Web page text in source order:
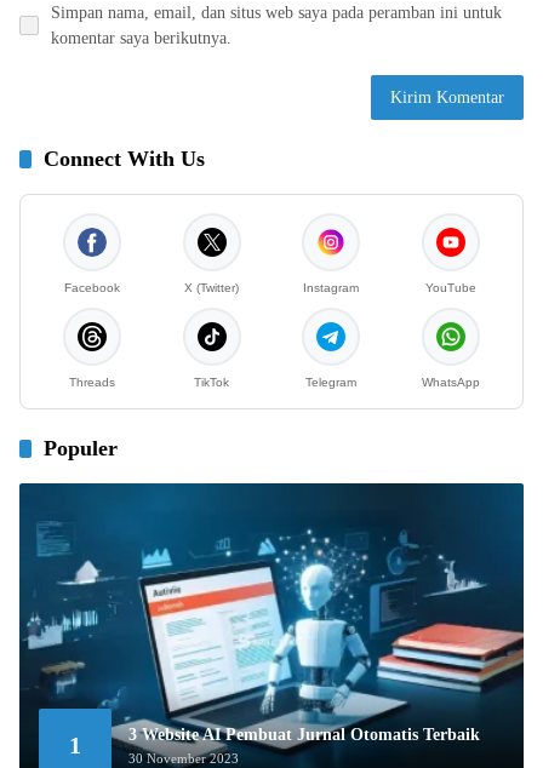
Simpan nama, email, dan situs web saya pada peramban ini untuk
komentar saya berikutnya.
Connect With Us
Facebook X (Twitter) Instagram YouTube
Threads TikTok Telegram WhatsApp
Populer
1 3 Website AI Pembuat Jurnal Otomatis Terbaik
30 November 2023